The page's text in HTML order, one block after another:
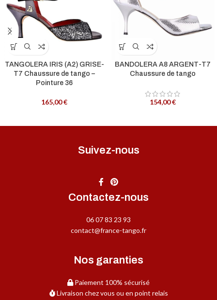
TANGOLERA IRIS (A2) GRISE-
T7 Chaussure de tango –
Pointure 36
165,00€
BANDOLERA A8 ARGENT-T7
Chaussure de tango
154,00€
Suivez-nous
Contactez-nous
06 07 83 23 93
contact@france-tango.fr
Nos garanties
Paiement 100% sécurisé
Livraison chez vous ou en point relais